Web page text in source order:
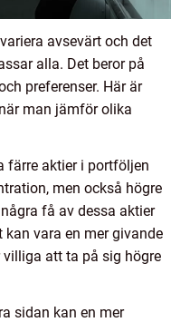
avsevärt och det
alla. Det beror på
preferenser. Här är
man jämför olika
färre aktier i portföljen
men också högre
få av dessa aktier
kan vara en mer givande
att ta på sig högre
sidan kan en mer